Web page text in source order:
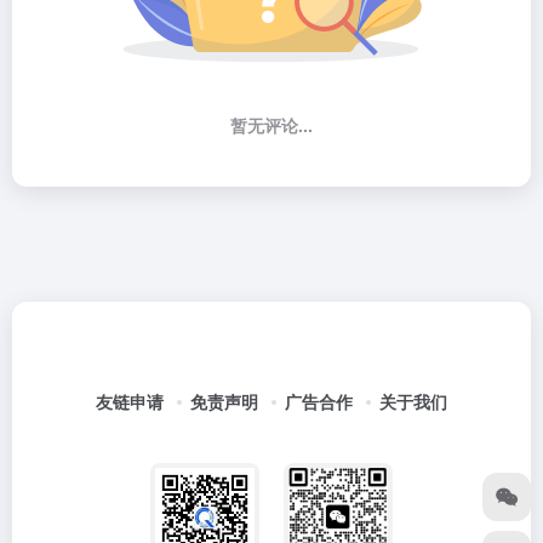
暂无评论...
友链申请 免责声明 广告合作 关于我们